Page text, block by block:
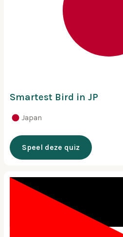
Smartest Bird in JP
Japan
Speel deze quiz